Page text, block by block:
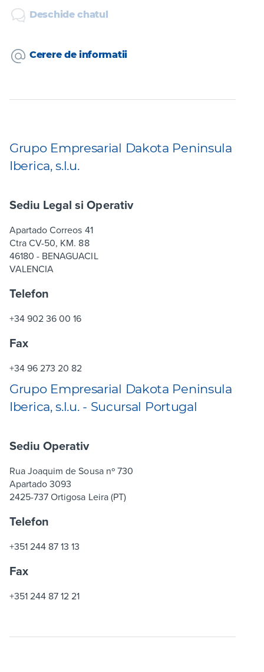
Deschide chatul
Cerere de informatii
Grupo Empresarial Dakota Peninsula
Iberica, s.l.u.
Sediu Legal si Operativ
Apartado Correos 41
Ctra CV-50, KM. 88
46180 - BENAGUACIL
VALENCIA
Telefon
+34 902 36 00 16
Fax
+34 96 273 20 82
Grupo Empresarial Dakota Peninsula
Iberica, s.l.u. - Sucursal Portugal
Sediu Operativ
Rua Joaquim de Sousa nº 730
Apartado 3093
2425-737 Ortigosa Leira (PT)
Telefon
+351 244 87 13 13
Fax
+351 244 87 12 21